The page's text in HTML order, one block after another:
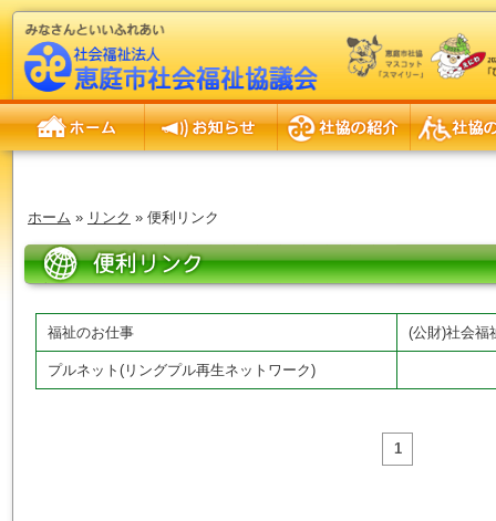
ホーム » リンク » 便利リンク
便利リンク
福祉のお仕事 (公財)社会福
プルネット(リングプル再生ネットワーク)
1